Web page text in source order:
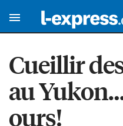
Cueillir
au
ours!